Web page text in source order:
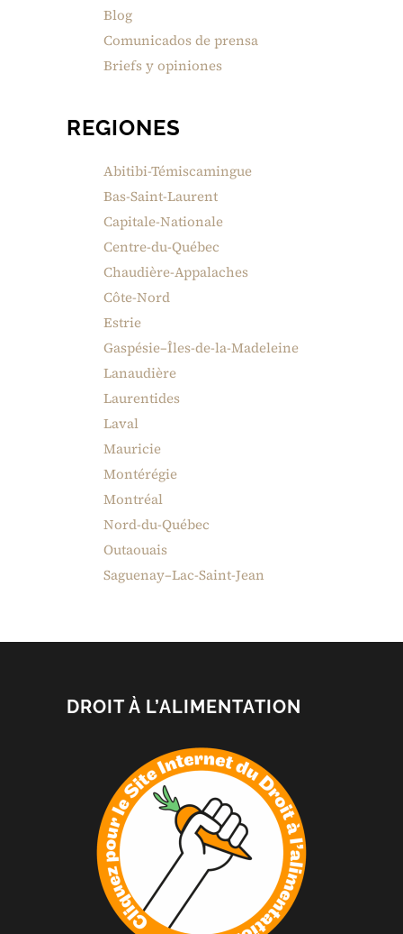
Blog
Comunicados de prensa
Briefs y opiniones
REGIONES
Abitibi-Témiscamingue
Bas-Saint-Laurent
Capitale-Nationale
Centre-du-Québec
Chaudière-Appalaches
Côte-Nord
Estrie
Gaspésie–Îles-de-la-Madeleine
Lanaudière
Laurentides
Laval
Mauricie
Montérégie
Montréal
Nord-du-Québec
Outaouais
Saguenay–Lac-Saint-Jean
DROIT À L’ALIMENTATION